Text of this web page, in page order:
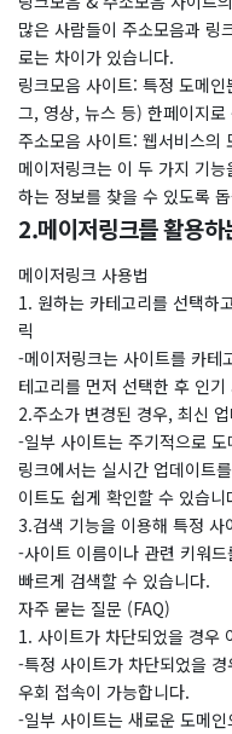
많은 사람들이 주소모음과 링
로는 차이가 있습니다.
링크모음 사이트: 특정 도메
그, 영상, 뉴스 등) 한페이지
주소모음 사이트: 웹서비스의
메이저링크는 이 두 가지 기
하는 정보를 찾을 수 있도록
2.메이저링크를 활용
메이저링크 사용법
1. 원하는 카테고리를 선택하
릭
-메이저링크는 사이트를 카테
테고리를 먼저 선택한 후 인
2.주소가 변경된 경우, 최신
-일부 사이트는 주기적으로
링크에서는 실시간 업데이트
이트도 쉽게 확인할 수 있습니
3.검색 기능을 이용해 특정 사
-사이트 이름이나 관련 키워
빠르게 검색할 수 있습니다.
자주 묻는 질문 (FAQ)
1. 사이트가 차단되었을 경우
-특정 사이트가 차단되었을
우회 접속이 가능합니다.
-일부 사이트는 새로운 도메